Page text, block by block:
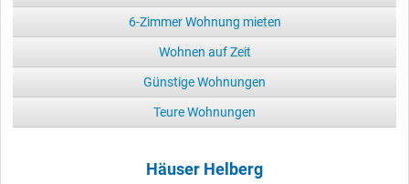
6-Zimmer Wohnung mieten
Wohnen auf Zeit
Günstige Wohnungen
Teure Wohnungen
Häuser Helberg